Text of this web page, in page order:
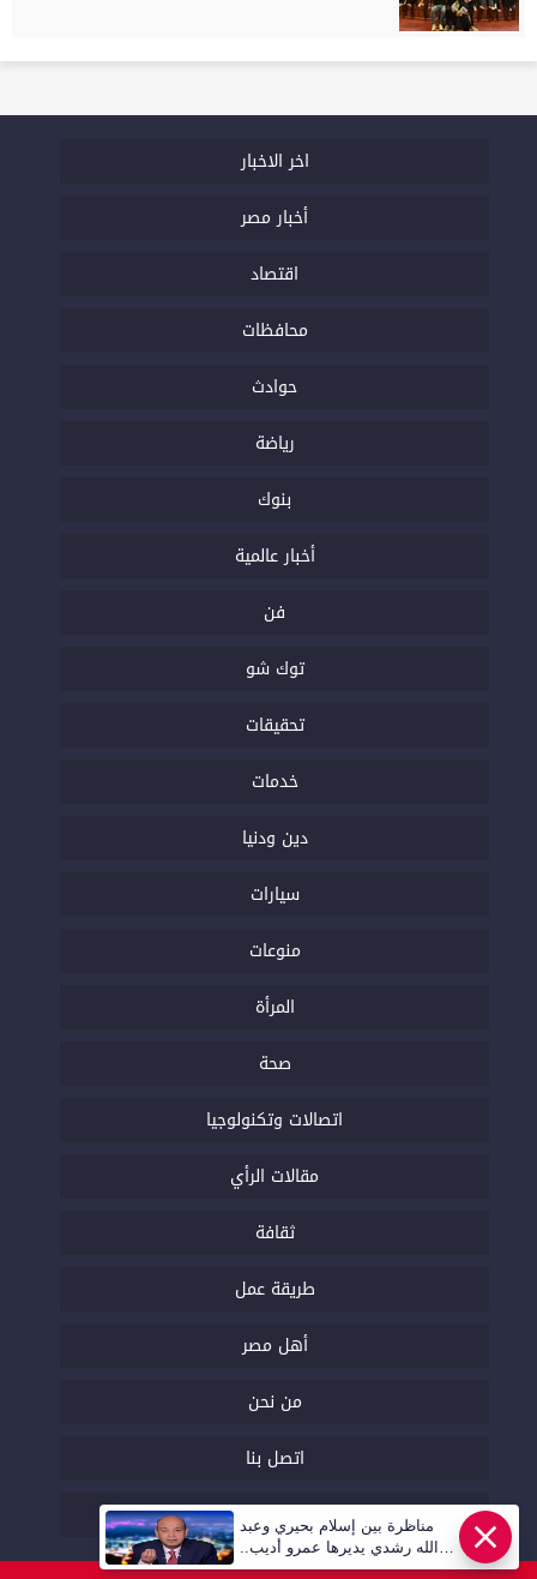
اخر الاخبار
أخبار مصر
اقتصاد
محافظات
حوادث
رياضة
بنوك
أخبار عالمية
فن
توك شو
تحقيقات
خدمات
دين ودنيا
سيارات
منوعات
المرأة
صحة
اتصالات وتكنولوجيا
مقالات الرأي
ثقافة
طريقة عمل
أهل مصر
من نحن
اتصل بنا
السياسة التحريرية
عاجل
مناظرة بين إسلام بحيري وعبد
الله رشدي يديرها عمرو أديب..
قريبا | أهل مصر